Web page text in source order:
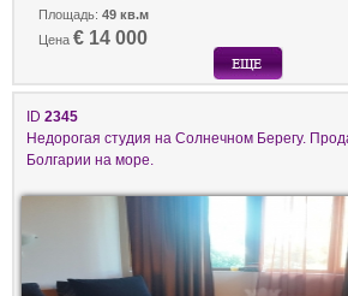
Площадь: 49 кв.м
Цена € 14 000
ID 2345
Недорогая студия на Солнечном Берегу.
Болгарии на море.